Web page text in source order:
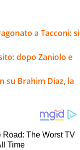
a Tacconi: si
dopo Zaniolo e
su Brahim Diaz, la